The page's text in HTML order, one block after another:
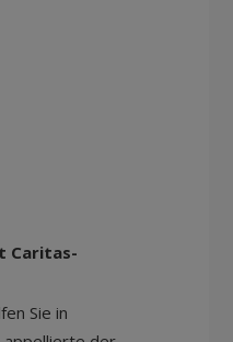
Caritas-
Sie in